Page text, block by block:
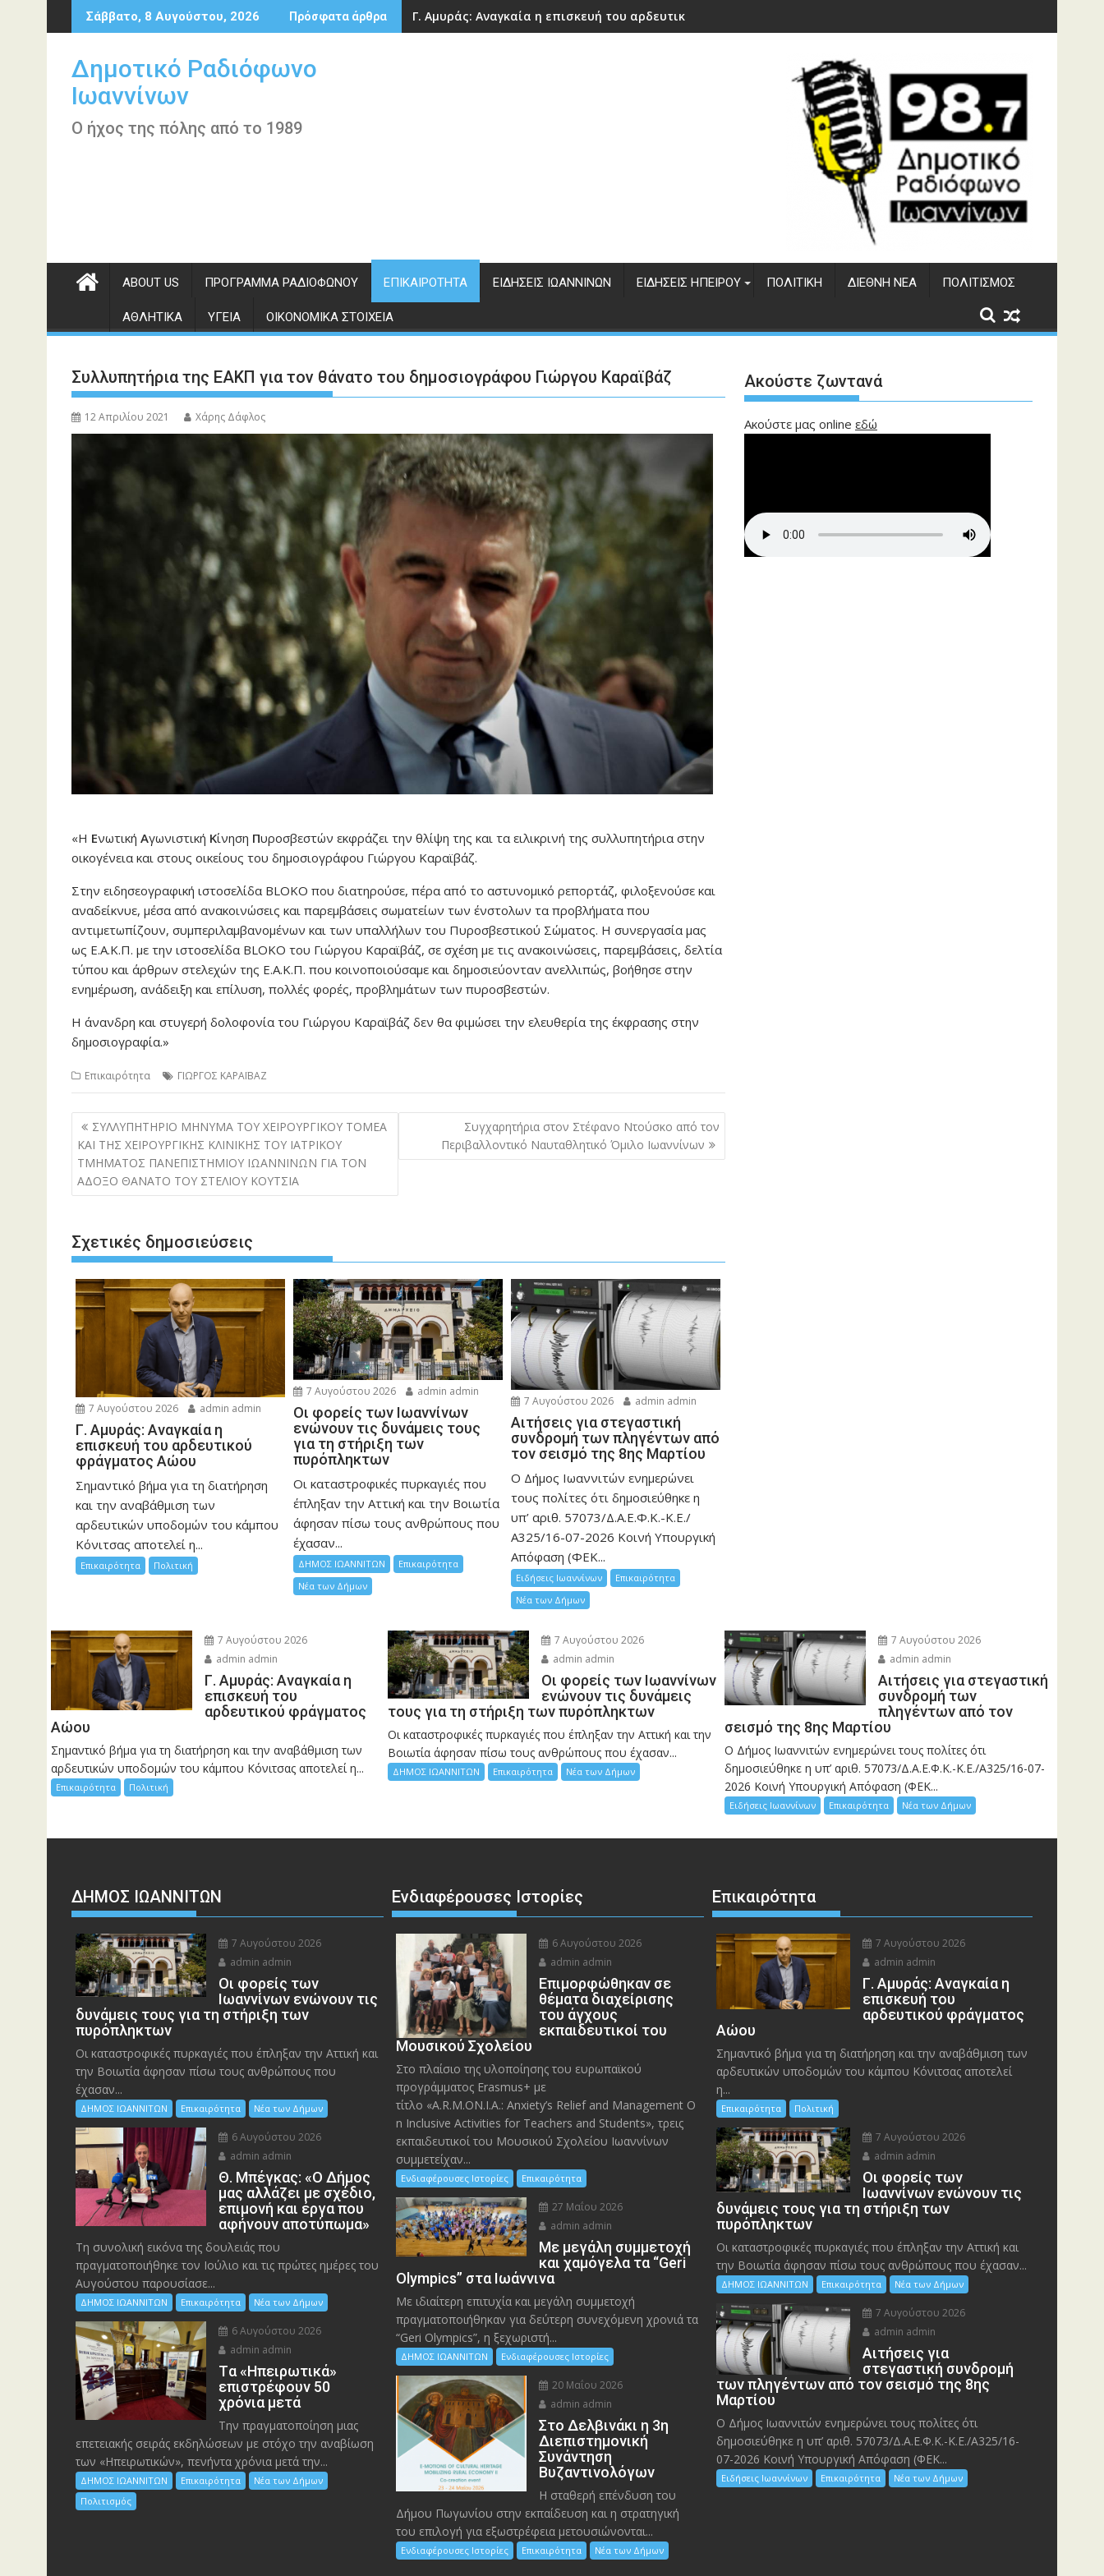
Περάστε
στο
Σάββατο, 8 Αυγούστου, 2026 Πρόσφατα άρθρα Γ. Αμυράς: Αναγκαία η επισκευή του αρδευτικού φράγματος Αώου
Δημοτικό Ραδιόφωνο
Ιωαννίνων
Ο ήχος της πόλης από το 1989
ABOUT US ΠΡΌΓΡΑΜΜΑ ΡΑΔΙΟΦΏΝΟΥ ΕΠΙΚΑΙΡΌΤΗΤΑ ΕΙΔΉΣΕΙΣ ΙΩΑΝΝΊΝΩΝ ΕΙΔΉΣΕΙΣ ΗΠΕΊΡΟΥ ΠΟΛΙΤΙΚΉ ΔΙΕΘΝΉ ΝΈΑ ΠΟΛΙΤΙΣΜΌΣ
ΑΘΛΗΤΙΚΆ ΥΓΕΊΑ ΟΙΚΟΝΟΜΙΚΆ ΣΤΟΙΧΕΊΑ
Συλλυπητήρια της ΕΑΚΠ για τον θάνατο του δημοσιογράφου Γιώργου Καραϊβάζ
12 Απριλίου 2021 Χάρης Δάφλος
«Η Ενωτική Αγωνιστική Κίνηση Πυροσβεστών εκφράζει την θλίψη της και τα ειλικρινή της συλλυπητήρια στην
οικογένεια και στους οικείους του δημοσιογράφου Γιώργου Καραϊβάζ.
Στην ειδησεογραφική ιστοσελίδα BLOKO που διατηρούσε, πέρα από το αστυνομικό ρεπορτάζ, φιλοξενούσε και
αναδείκνυε, μέσα από ανακοινώσεις και παρεμβάσεις σωματείων των ένστολων τα προβλήματα που
αντιμετωπίζουν, συμπεριλαμβανομένων και των υπαλλήλων του Πυροσβεστικού Σώματος. Η συνεργασία μας
ως Ε.Α.Κ.Π. με την ιστοσελίδα BLOKO του Γιώργου Καραϊβάζ, σε σχέση με τις ανακοινώσεις, παρεμβάσεις, δελτία
τύπου και άρθρων στελεχών της Ε.Α.Κ.Π. που κοινοποιούσαμε και δημοσιεύονταν ανελλιπώς, βοήθησε στην
ενημέρωση, ανάδειξη και επίλυση, πολλές φορές, προβλημάτων των πυροσβεστών.
Η άνανδρη και στυγερή δολοφονία του Γιώργου Καραϊβάζ δεν θα φιμώσει την ελευθερία της έκφρασης στην
δημοσιογραφία.»
Επικαιρότητα ΓΙΩΡΓΟΣ ΚΑΡΑΪΒΑΖ
Πλοήγηση
άρθρων
ΣΥΛΛΥΠΗΤΗΡΙΟ ΜΗΝΥΜΑ ΤΟΥ ΧΕΙΡΟΥΡΓΙΚΟΥ ΤΟΜΕΑ
ΚΑΙ ΤΗΣ ΧΕΙΡΟΥΡΓΙΚΗΣ ΚΛΙΝΙΚΗΣ ΤΟΥ ΙΑΤΡΙΚΟΥ
ΤΜΗΜΑΤΟΣ ΠΑΝΕΠΙΣΤΗΜΙΟΥ ΙΩΑΝΝΙΝΩΝ ΓΙΑ ΤΟΝ
ΑΔΟΞΟ ΘΑΝΑΤΟ ΤΟΥ ΣΤΕΛΙΟΥ ΚΟΥΤΣΙΑ
Συγχαρητήρια στον Στέφανο Ντούσκο από τον
Περιβαλλοντικό Ναυταθλητικό Όμιλο Ιωαννίνων
Σχετικές δημοσιεύσεις
7 Αυγούστου 2026 admin admin
Γ. Αμυράς: Αναγκαία η
επισκευή του αρδευτικού
φράγματος Αώου
Σημαντικό βήμα για τη διατήρηση
και την αναβάθμιση των
αρδευτικών υποδομών του κάμπου
Κόνιτσας αποτελεί η...
Επικαιρότητα Πολιτική
7 Αυγούστου 2026 admin admin
Οι φορείς των Ιωαννίνων
ενώνουν τις δυνάμεις τους
για τη στήριξη των
πυρόπληκτων
Οι καταστροφικές πυρκαγιές που
έπληξαν την Αττική και την Bοιωτία
άφησαν πίσω τους ανθρώπους που
έχασαν...
ΔΗΜΟΣ ΙΩΑΝΝΙΤΩΝ
Επικαιρότητα
Νέα των Δήμων
7 Αυγούστου 2026 admin admin
Αιτήσεις για στεγαστική
συνδρομή των πληγέντων από
τον σεισμό της 8ης Μαρτίου
Ο Δήμος Ιωαννιτών ενημερώνει
τους πολίτες ότι δημοσιεύθηκε η
υπ’ αριθ. 57073/Δ.Α.Ε.Φ.Κ.-Κ.Ε./
Α325/16-07-2026 Κοινή Υπουργική
Απόφαση (ΦΕΚ...
Ειδήσεις Ιωαννίνων
Επικαιρότητα
Νέα των Δήμων
Ακούστε ζωντανά
Ακούστε μας online εδώ
7 Αυγούστου 2026
admin admin
Γ. Αμυράς: Αναγκαία η
επισκευή του
αρδευτικού φράγματος
Αώου
Σημαντικό βήμα για τη διατήρηση και την αναβάθμιση των
αρδευτικών υποδομών του κάμπου Κόνιτσας αποτελεί η...
Επικαιρότητα Πολιτική
7 Αυγούστου 2026
admin admin
Οι φορείς των Ιωαννίνων
ενώνουν τις δυνάμεις
τους για τη στήριξη των πυρόπληκτων
Οι καταστροφικές πυρκαγιές που έπληξαν την Αττική και την
Bοιωτία άφησαν πίσω τους ανθρώπους που έχασαν...
ΔΗΜΟΣ ΙΩΑΝΝΙΤΩΝ Επικαιρότητα Νέα των Δήμων
7 Αυγούστου 2026
admin admin
Αιτήσεις για στεγαστική
συνδρομή των
πληγέντων από τον
σεισμό της 8ης Μαρτίου
Ο Δήμος Ιωαννιτών ενημερώνει τους πολίτες ότι
δημοσιεύθηκε η υπ’ αριθ. 57073/Δ.Α.Ε.Φ.Κ.-Κ.Ε./Α325/16-07-
2026 Κοινή Υπουργική Απόφαση (ΦΕΚ...
Ειδήσεις Ιωαννίνων Επικαιρότητα Νέα των Δήμων
ΔΗΜΟΣ ΙΩΑΝΝΙΤΩΝ
7 Αυγούστου 2026
admin admin
Οι φορείς των
Ιωαννίνων ενώνουν τις
δυνάμεις τους για τη στήριξη των
πυρόπληκτων
Οι καταστροφικές πυρκαγιές που έπληξαν την Αττική και
την Bοιωτία άφησαν πίσω τους ανθρώπους που
έχασαν...
ΔΗΜΟΣ ΙΩΑΝΝΙΤΩΝ Επικαιρότητα Νέα των Δήμων
6 Αυγούστου 2026
admin admin
Θ. Μπέγκας: «Ο Δήμος
μας αλλάζει με σχέδιο,
επιμονή και έργα που
αφήνουν αποτύπωμα»
Τη συνολική εικόνα της δουλειάς που
πραγματοποιήθηκε τον Ιούλιο και τις πρώτες ημέρες του
Αυγούστου παρουσίασε...
ΔΗΜΟΣ ΙΩΑΝΝΙΤΩΝ Επικαιρότητα Νέα των Δήμων
6 Αυγούστου 2026
admin admin
Tα «Ηπειρωτικά»
επιστρέφουν 50
χρόνια μετά
Την πραγματοποίηση μιας
επετειακής σειράς εκδηλώσεων με στόχο την αναβίωση
των «Ηπειρωτικών», πενήντα χρόνια μετά την...
ΔΗΜΟΣ ΙΩΑΝΝΙΤΩΝ Επικαιρότητα
Νέα των Δήμων
Πολιτισμός
Ενδιαφέρουσες Ιστορίες
6 Αυγούστου 2026
admin admin
Eπιμορφώθηκαν σε
θέματα διαχείρισης
του άγχους
εκπαιδευτικοί του
Μουσικού Σχολείου
Στο πλαίσιο της υλοποίησης του ευρωπαϊκού
προγράμματος Erasmus+ με
τίτλο «A.R.M.ON.I.A.: Anxiety’s Relief and Management O
n Inclusive Activities for Teachers and Students», τρεις
εκπαιδευτικοί του Μουσικού Σχολείου Ιωαννίνων
συμμετείχαν...
Ενδιαφέρουσες Ιστορίες Επικαιρότητα
27 Μαΐου 2026
admin admin
Με μεγάλη συμμετοχή
και χαμόγελα τα “Geri
Olympics” στα Ιωάννινα
Με ιδιαίτερη επιτυχία και μεγάλη συμμετοχή
πραγματοποιήθηκαν για δεύτερη συνεχόμενη χρονιά τα
“Geri Olympics”, η ξεχωριστή...
ΔΗΜΟΣ ΙΩΑΝΝΙΤΩΝ Ενδιαφέρουσες Ιστορίες
20 Μαΐου 2026
admin admin
Στο Δελβινάκι η 3η
Διεπιστημονική
Συνάντηση
Βυζαντινολόγων
Η σταθερή επένδυση του
Δήμου Πωγωνίου στην εκπαίδευση και η στρατηγική
του επιλογή για εξωστρέφεια μετουσιώνονται...
Ενδιαφέρουσες Ιστορίες Επικαιρότητα Νέα των Δήμων
Επικαιρότητα
7 Αυγούστου 2026
admin admin
Γ. Αμυράς: Αναγκαία η
επισκευή του
αρδευτικού φράγματος
Αώου
Σημαντικό βήμα για τη διατήρηση και την αναβάθμιση των
αρδευτικών υποδομών του κάμπου Κόνιτσας αποτελεί
η...
Επικαιρότητα Πολιτική
7 Αυγούστου 2026
admin admin
Οι φορείς των
Ιωαννίνων ενώνουν τις
δυνάμεις τους για τη στήριξη των
πυρόπληκτων
Οι καταστροφικές πυρκαγιές που έπληξαν την Αττική και
την Bοιωτία άφησαν πίσω τους ανθρώπους που έχασαν...
ΔΗΜΟΣ ΙΩΑΝΝΙΤΩΝ Επικαιρότητα Νέα των Δήμων
7 Αυγούστου 2026
admin admin
Αιτήσεις για
στεγαστική συνδρομή
των πληγέντων από τον σεισμό της 8ης
Μαρτίου
Ο Δήμος Ιωαννιτών ενημερώνει τους πολίτες ότι
δημοσιεύθηκε η υπ’ αριθ. 57073/Δ.Α.Ε.Φ.Κ.-Κ.Ε./Α325/16-
07-2026 Κοινή Υπουργική Απόφαση (ΦΕΚ...
Ειδήσεις Ιωαννίνων Επικαιρότητα Νέα των Δήμων